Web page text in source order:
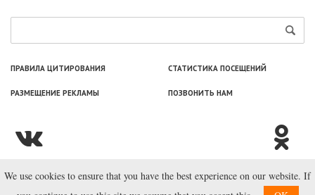
ПРАВИЛА ЦИТИРОВАНИЯ СТАТИСТИКА ПОСЕЩЕНИЙ
РАЗМЕЩЕНИЕ РЕКЛАМЫ ПОЗВОНИТЬ НАМ
© ООО «Лаборатория Новоcтей», 2003—2026.
We use cookies to ensure that you have the best experience on our website. If